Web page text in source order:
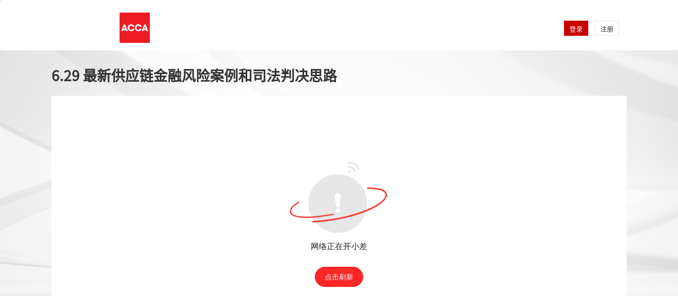
登录 注册
6.29 最新供应链金融风险案例和司法判决思路